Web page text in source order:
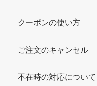
クーポンの使い方
ご注文のキャンセル
不在時の対応について